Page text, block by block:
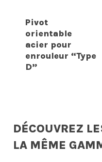
Pivot
orientable
acier pour
enrouleur “Type
D”
DÉCOUVREZ
LA MÊME